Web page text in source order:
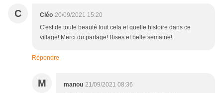
C Cléo 20/09/2021 15:20
C'est de toute beauté tout cela et quelle histoire dans ce
village! Merci du partage! Bises et belle semaine!
Répondre
M manou 21/09/2021 08:36